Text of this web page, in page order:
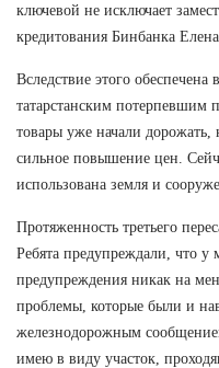
ключевой не исключает
кредитования Бинбанка
Вследствие этого
татарстанским потерпевшим
товары уже начали дорожать,
сильное повышение цен.
использована земля и
Протяженность третьего
Ребята предупреждали, что у
предупреждения никак на
проблемы, которые были и
железнодорожным
имею в виду участок,